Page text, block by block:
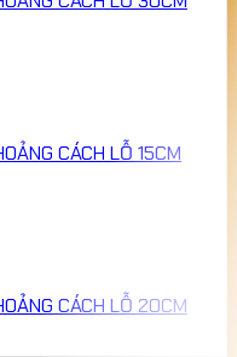
CÁCH LỖ 15CM
CÁCH LỖ 20CM